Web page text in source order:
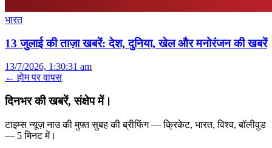
भारत
13 जुलाई की ताज़ा खबरें: देश, दुनिया, खेल और मनोरंजन की खबरें
13/7/2026, 1:30:31 am
← होम पर वापस
दिनभर की खबरें, संक्षेप में।
टाइम्स न्यूज़ नाउ की मुफ़्त सुबह की ब्रीफिंग — क्रिकेट, भारत, विश्व, बॉलीवुड
— 5 मिनट में।